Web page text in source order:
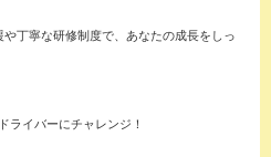
丁寧な研修制度で、あなたの成長をしっ
ライバーにチャレンジ！